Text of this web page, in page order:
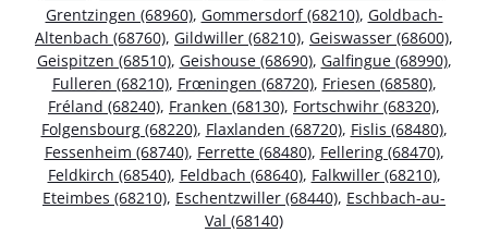
Grentzingen (68960), Gommersdorf (68210), Goldbach-
Altenbach (68760), Gildwiller (68210), Geiswasser (68600),
Geispitzen (68510), Geishouse (68690), Galfingue (68990),
Fulleren (68210), Frœningen (68720), Friesen (68580),
Fréland (68240), Franken (68130), Fortschwihr (68320),
Folgensbourg (68220), Flaxlanden (68720), Fislis (68480),
Fessenheim (68740), Ferrette (68480), Fellering (68470),
Feldkirch (68540), Feldbach (68640), Falkwiller (68210),
Eteimbes (68210), Eschentzwiller (68440), Eschbach-au-
Val (68140)